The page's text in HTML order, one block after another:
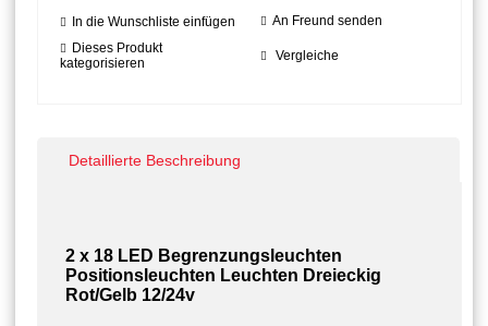
In die Wunschliste einfügen
An Freund senden
Dieses Produkt
kategorisieren
Vergleiche
Detaillierte Beschreibung
2 x 18 LED Begrenzungsleuchten
Positionsleuchten Leuchten Dreieckig
Rot/Gelb 12/24v